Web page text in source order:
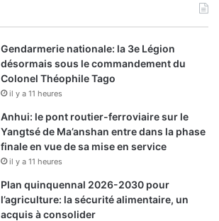
Gendarmerie nationale: la 3e Légion
désormais sous le commandement du
Colonel Théophile Tago
il y a 11 heures
Anhui: le pont routier-ferroviaire sur le
Yangtsé de Ma’anshan entre dans la phase
finale en vue de sa mise en service
il y a 11 heures
Plan quinquennal 2026-2030 pour
l’agriculture: la sécurité alimentaire, un
acquis à consolider